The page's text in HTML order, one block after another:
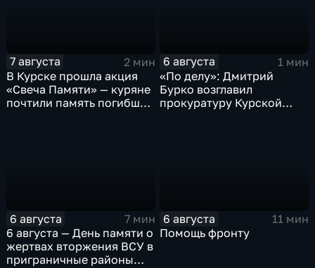
7 августа
2 мин
В Курске прошла акция
«Свеча Памяти» — куряне
почтили память погибших
6 августа
1 мин
«По делу»: Дмитрий
Бурко возглавил
прокуратуру Курской
6 августа
7 мин
6 августа — День памяти о
жертвах вторжения ВСУ в
приграничные районы
6 августа
11 мин
Помощь фронту